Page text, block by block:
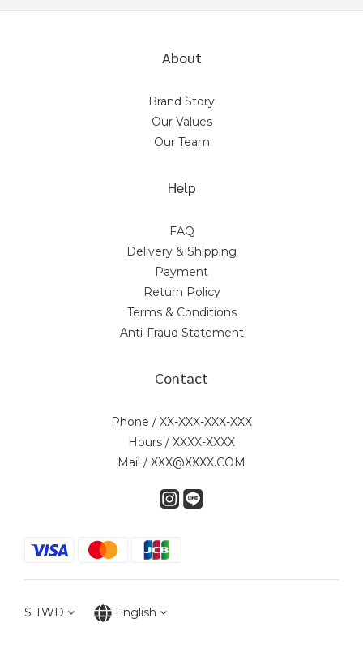
About
Brand Story
Our Values
Our Team
Help
FAQ
Delivery & Shipping
Payment
Return Policy
Terms & Conditions
Anti-Fraud Statement
Contact
Phone / XX-XXX-XXX-XXX
Hours / XXXX-XXXX
Mail / XXX@XXXX.COM
$ TWD English